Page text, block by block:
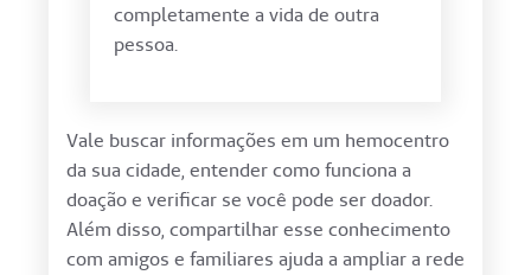
completamente a vida de outra
pessoa.
Vale buscar informações em um hemocentro
da sua cidade, entender como funciona a
doação e verificar se você pode ser doador.
Além disso, compartilhar esse conhecimento
com amigos e familiares ajuda a ampliar a rede